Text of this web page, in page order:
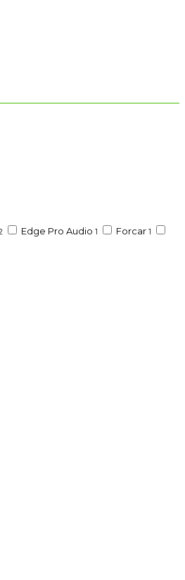
Edge Pro Audio 1 Forcar 1